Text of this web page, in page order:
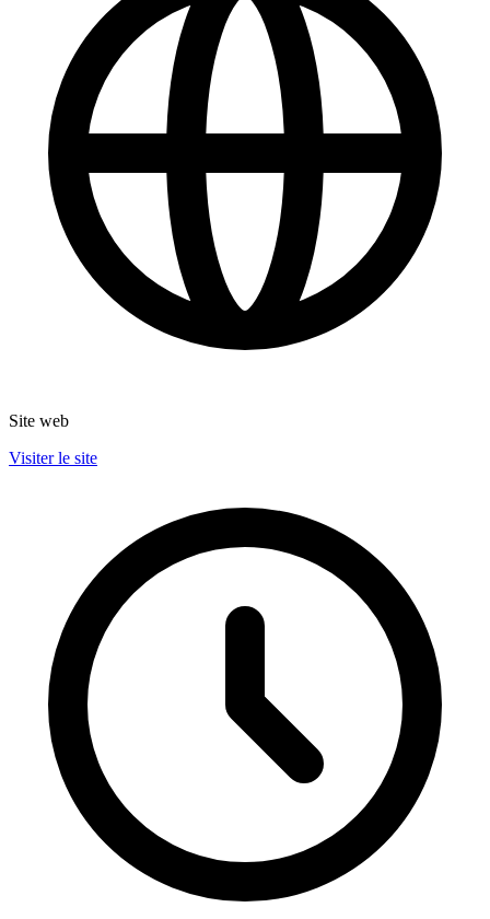
Site web
Visiter le site